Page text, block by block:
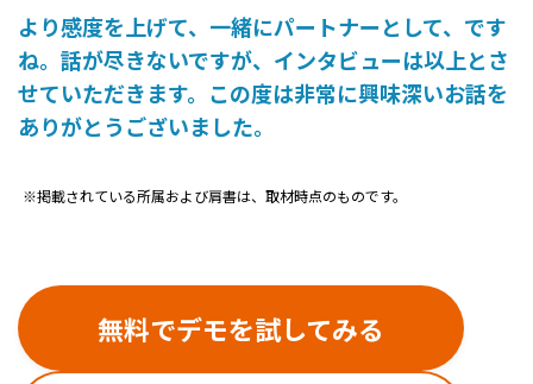
より感度を上げて、一緒にパートナーとして、です
ね。話が尽きないですが、インタビューは以上とさ
せていただきます。この度は非常に興味深いお話を
ありがとうございました。
※掲載されている所属および肩書は、取材時点のものです。
無料でデモを試してみる